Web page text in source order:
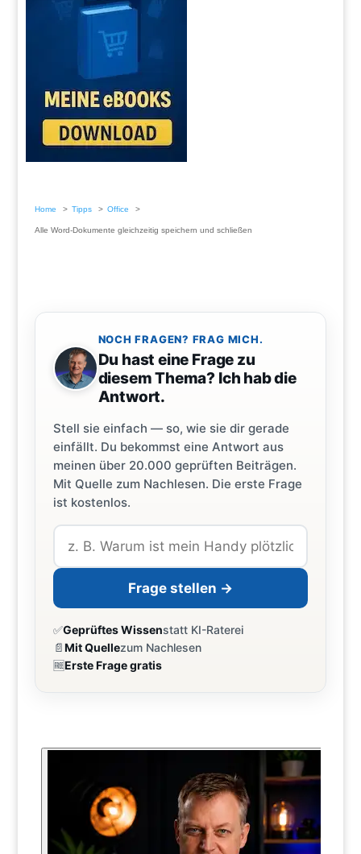
Home Tipps Office
Alle Word-Dokumente gleichzeitig speichern und schließen
NOCH FRAGEN? FRAG MICH.
Du hast eine Frage zu
diesem Thema? Ich hab die
Antwort.
Stell sie einfach — so, wie sie dir gerade
einfällt. Du bekommst eine Antwort aus
meinen über 20.000 geprüften Beiträgen.
Mit Quelle zum Nachlesen. Die erste Frage
ist kostenlos.
Frage stellen →
✅Geprüftes Wissenstatt KI-Raterei
📄Mit Quellezum Nachlesen
🆓Erste Frage gratis